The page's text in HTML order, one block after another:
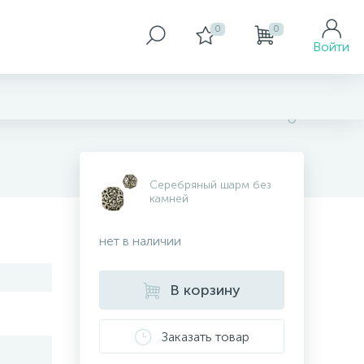
0 0
Войти
Серебряный шарм без
камней
нет в наличии
В корзину
Заказать товар